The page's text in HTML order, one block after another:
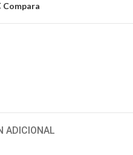
Compara
ADICIONAL